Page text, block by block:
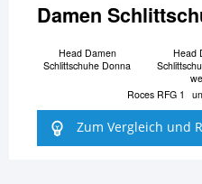
Damen
Head Damen
Schlittschuhe Donna
Head
Roces RFG 1
Zum Vergleich und